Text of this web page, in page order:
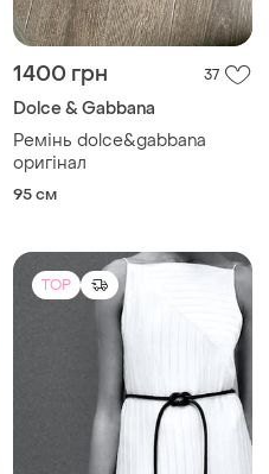
1400 грн 37
Dolce & Gabbana
Ремінь dolce&gabbana
оригінал
95 см
TOP